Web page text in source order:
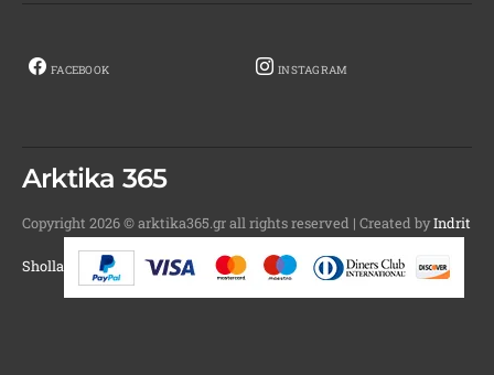
FACEBOOK INSTAGRAM
Arktika 365
Copyright 2026 © arktika365.gr all rights reserved | Created byIndrit
Sholla